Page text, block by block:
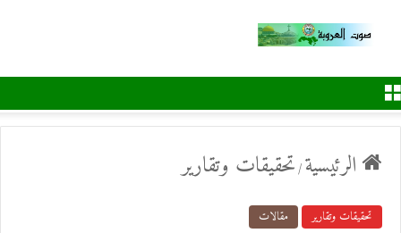
الرئيسية/تحقيقات وتقارير
تحقيقات وتقارير مقالات